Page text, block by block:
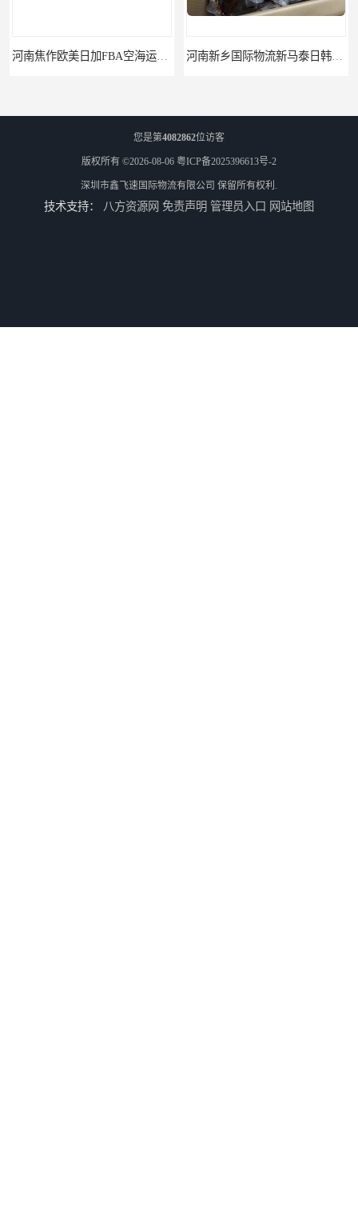
河南焦作欧美日加FBA空海运入仓DHL快递代理当日提取 河南新乡国际物流新马泰日韩菲律宾老挝缅甸印尼柬埔寨双清包税
您是第4082862位访客
版权所有 ©2026-08-06 粤ICP备2025396613号-2
深圳市鑫飞速国际物流有限公司 保留所有权利.
技术支持： 八方资源网 免责声明 管理员入口 网站地图